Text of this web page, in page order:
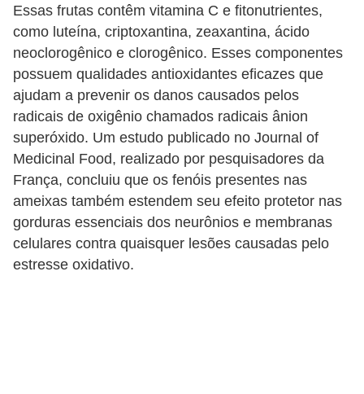
Essas frutas contêm vitamina C e fitonutrientes,
como luteína, criptoxantina, zeaxantina, ácido
neoclorogênico e clorogênico. Esses componentes
possuem qualidades antioxidantes eficazes que
ajudam a prevenir os danos causados ​​pelos
radicais de oxigênio chamados radicais ânion
superóxido. Um estudo publicado no Journal of
Medicinal Food, realizado por pesquisadores da
França, concluiu que os fenóis presentes nas
ameixas também estendem seu efeito protetor nas
gorduras essenciais dos neurônios e membranas
celulares contra quaisquer lesões causadas pelo
estresse oxidativo.